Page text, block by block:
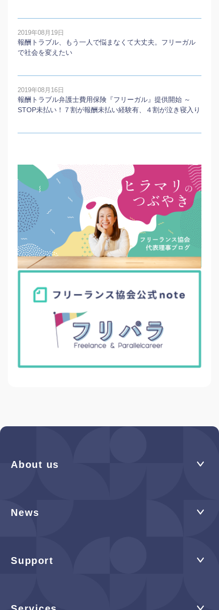
2019年08月19日
報酬トラブル、もう一人で悩まなくて大丈夫。フリーガル
で社会を変えたい
2019年08月16日
報酬トラブル弁護士費用保険『フリーガル』提供開始 ～
STOP未払い！７割が報酬未払い経験有、４割が泣き寝入り
About us
News
Support